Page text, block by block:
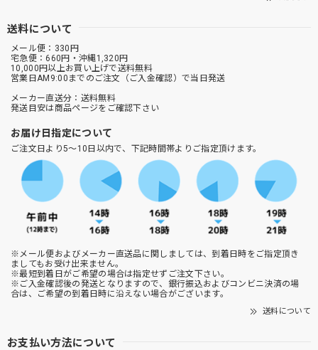
送料について
メール便：330円
宅急便：660円・沖縄1,320円
10,000円以上お買い上げで送料無料
営業日AM9:00までのご注文（ご入金確認）で当日発送
メーカー直送分：送料無料
発送目安は商品ページをご確認下さい
お届け日指定について
ご注文日より5～10日以内で、下記時間帯よりご指定頂けます。
※メール便およびメーカー直送品に関しましては、到着日時をご指定頂き
ましてもお受け出来ません。
※最短到着日がご希望の場合は指定せずご注文下さい。
※ご入金確認後の発送となりますので、銀行振込およびコンビニ決済の場
合は、ご希望の到着日時に沿えない場合がございます。
送料について
お支払い方法について